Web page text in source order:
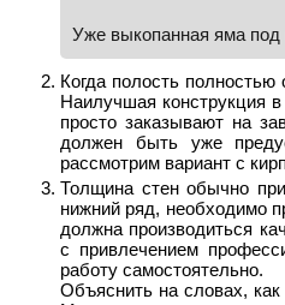
Уже выкопанная яма под
Когда полость
Наилучшая конструкция
просто заказывают на
должен быть уже
рассмотрим вариант с
Толщина стен обычно
нижний ряд, необходимо
должна производиться
с привлечением
работу самостоятельно.
Объяснить на словах, как